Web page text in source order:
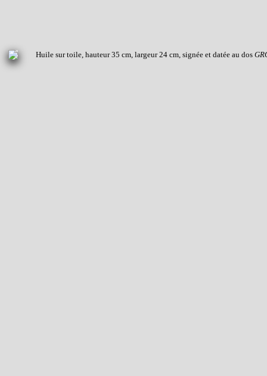
Huile sur toile, hauteur 35 cm, largeur 24 cm, signée et datée au dos